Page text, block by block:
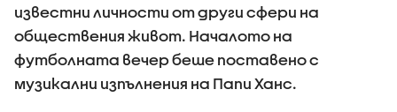
известни личности от други сфери на
обществения живот. Началото на
футболната вечер беше поставено с
музикални изпълнения на Папи Ханс.